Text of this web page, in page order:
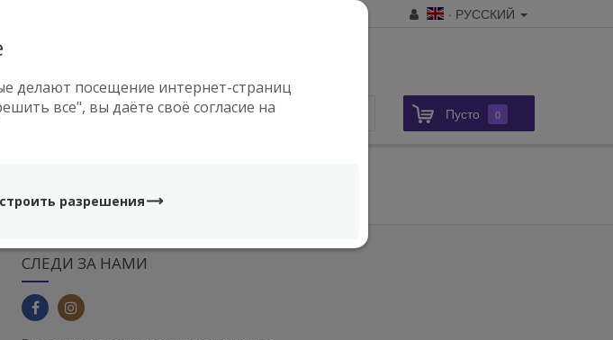
· РУССКИЙ
Пусто 0
СЛЕДИ ЗА НАМИ
делают посещение интернет-страниц
все", вы даёте своё согласие на
разрешения